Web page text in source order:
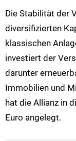
Die Stabilität der
diversifizierten
klassischen
investiert der
darunter
Immobilien und
hat die Allianz in
Euro angelegt.